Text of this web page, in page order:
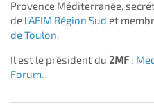
Provence Méditerranée,
de l’AFIM Région Sud et
de Toulon.
Il est le président du 2MF :
Forum.